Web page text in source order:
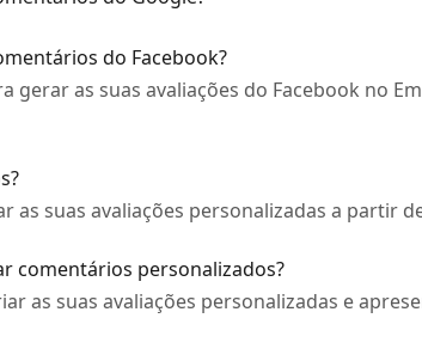
do Facebook?
gerar as suas avaliações do Facebook no
as suas avaliações personalizadas a partir
comentários personalizados?
as suas avaliações personalizadas e